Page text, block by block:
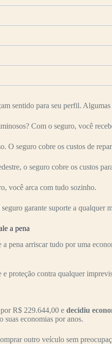
sentido para seu perfil.
Com o seguro, você
O seguro cobre os custos de
o seguro cobre os custos
você arca com tudo sozinho.
garante suporte a qualquer
a pena
arriscar tudo por uma
proteção contra qualquer
R$ 229.644,00 e decidiu
suas economias por anos.
outro veículo sem